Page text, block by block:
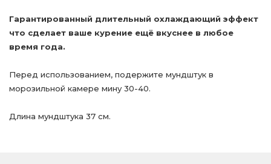
Гарантированный длительный охлаждающий эффект
что сделает ваше курение ещё вкуснее в любое
время года.
Перед использованием, подержите мундштук в
морозильной камере мину 30-40.
Длина мундштука 37 см.